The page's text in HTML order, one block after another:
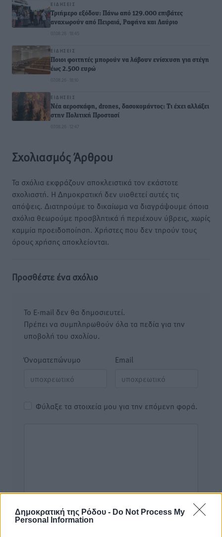
Δημοκρατική της Ρόδου - Do Not Process My
Personal Information
ΕΙΔΉΣΕΙΣ
Τριήμερο εξόδου: Πάνω από 129.000 επιβάτες
αναχωρούν από Πειραιά, Ραφήνα και Λαύριο
07.08.26 · 18:45
ΕΙΔΉΣΕΙΣ
Ποιοι φοιτητές μπορούν να λάβουν ενίσχυση για στέγη
έως 2.500 ευρώ
07.08.26 · 18:10
ΕΙΔΉΣΕΙΣ
Νέα αεροσκάφη, drones, δασοκομάντος: Τι έχει αλλάξει
στην Πολιτική Προστασί
07.08.26 · 12:47
Σχολιασμός Άρθρου
Τα σχόλια εκφράζουν αποκλειστικά τον εκάστοτε
σχολιαστή. Η Δημοκρατική δεν υιοθετεί αυτές τις
απόψεις. Διατηρούμε το δικαίωμα να διαγράψουμε όποια
σχόλια θεωρούμε προσβλητικά ή περιέχουν ύβρεις, χωρίς
καμμία προειδοποίηση. Χρήστες που δεν τηρούν τους
όρους χρήσης αποκλείονται.
Προσθέστε ένα σχόλιο
Το E-mail δεν θα δημοσιευτεί.
Πρέπει να συμπληρωθούν όλα τα πεδία για την
υποβολή του σχολίου.
Όνοματεπώνυμο Email
Φύλαξε τα στοιχεία μου για την επόμενη φορά.